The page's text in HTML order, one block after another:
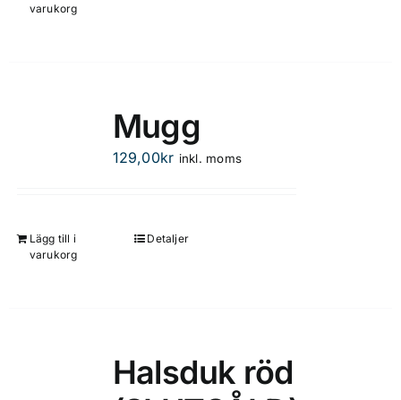
varukorg
Mugg
129,00kr inkl. moms
Lägg till i
varukorg
Detaljer
Halsduk röd